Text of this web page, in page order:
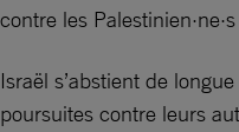
contre les
Israël s’abstient de
poursuites contre leurs